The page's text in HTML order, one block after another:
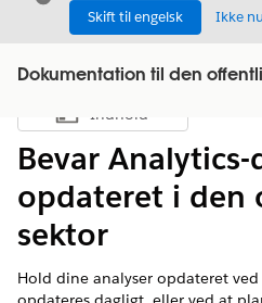
Skift til engelsk
Ikke nu
Dokumentation til den
Vis indholdsfortegnelse
Indhold
Bevar Analytics-
opdateret i den
sektor
Hold dine analyser opdateret